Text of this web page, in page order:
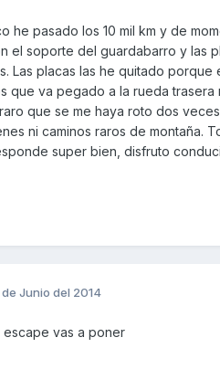
he pasado los 10 mil km y de
el soporte del guardabarro y las
Las placas las he quitado
que va pegado a la rueda
que se me haya roto dos
ni caminos raros de montaña.
super bien, disfruto
de Junio del 2014
vas a poner